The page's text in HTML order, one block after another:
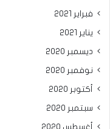
فبراير 2021
يناير 2021
ديسمبر 2020
نوفمبر 2020
أكتوبر 2020
سبتمبر 2020
أغسطس 2020